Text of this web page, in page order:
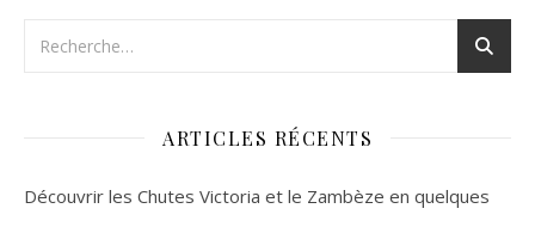
ARTICLES RÉCENTS
Découvrir les Chutes Victoria et le Zambèze en quelques